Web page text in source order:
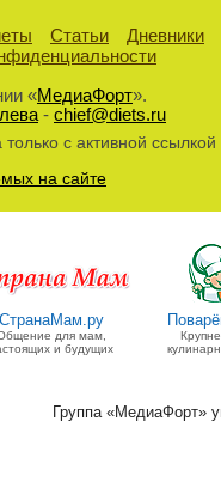
Статьи
Дневники
«МедиаФорт».
- chief@diets.ru
с активной ссылкой
на сайте
СтранаМам.ру
для мам,
и будущих
Группа «МедиаФорт»